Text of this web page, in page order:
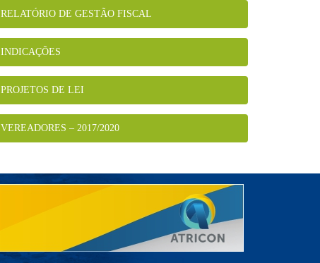
RELATÓRIO DE GESTÃO FISCAL
INDICAÇÕES
PROJETOS DE LEI
VEREADORES – 2017/2020